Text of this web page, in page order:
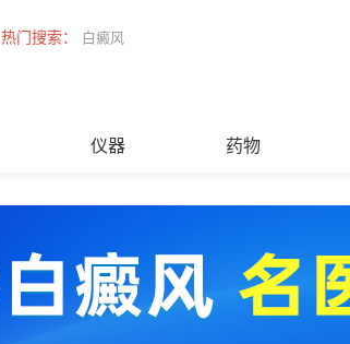
热门搜索： 白癜风
仪器 药物